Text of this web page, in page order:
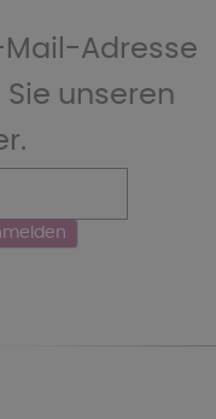
Mail-Adresse
unseren